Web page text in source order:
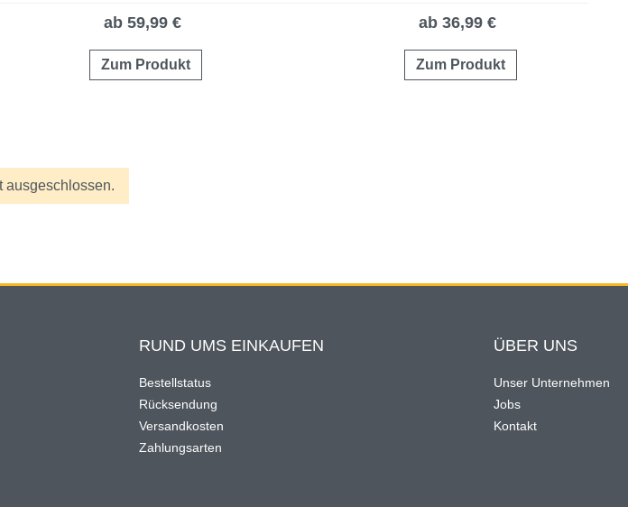
ab 59,99 €
Zum Produkt
ab 36,99 €
Zum Produkt
ausgeschlossen.
RUND UMS EINKAUFEN
Bestellstatus
Rücksendung
Versandkosten
Zahlungsarten
ÜBER UNS
Unser Unternehmen
Jobs
Kontakt